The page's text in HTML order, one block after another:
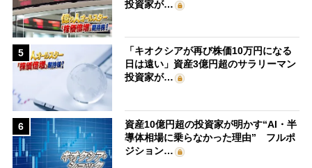
投資家が…
5
「キオクシアが再び株価10万円になる
日は遠い」資産3億円超のサラリーマン
投資家が…
6
資産10億円超の投資家が明かす“AI・半
導体相場に乗らなかった理由” フルポ
ジション…